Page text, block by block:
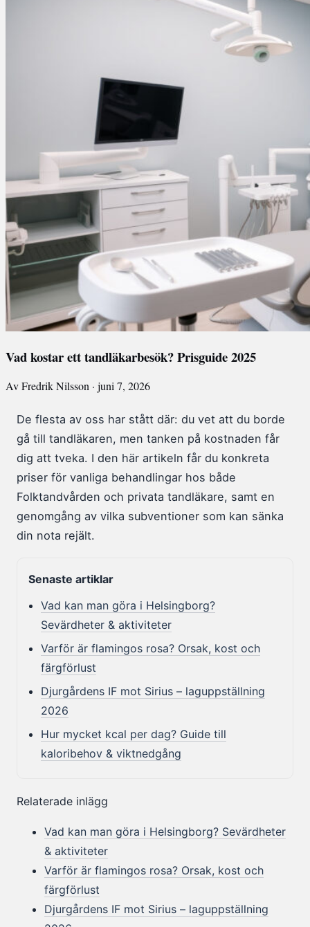
Vad kostar ett tandläkarbesök? Prisguide 2025
Av Fredrik Nilsson · juni 7, 2026
De flesta av oss har stått där: du vet att du borde
gå till tandläkaren, men tanken på kostnaden får
dig att tveka. I den här artikeln får du konkreta
priser för vanliga behandlingar hos både
Folktandvården och privata tandläkare, samt en
genomgång av vilka subventioner som kan sänka
din nota rejält.
Senaste artiklar
Vad kan man göra i Helsingborg?
Sevärdheter & aktiviteter
Varför är flamingos rosa? Orsak, kost och
färgförlust
Djurgårdens IF mot Sirius – laguppställning
2026
Hur mycket kcal per dag? Guide till
kaloribehov & viktnedgång
Relaterade inlägg
Vad kan man göra i Helsingborg? Sevärdheter
& aktiviteter
Varför är flamingos rosa? Orsak, kost och
färgförlust
Djurgårdens IF mot Sirius – laguppställning